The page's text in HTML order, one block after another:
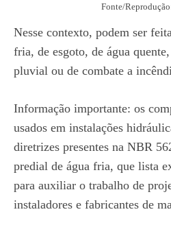
Fonte/
Nesse contexto, podem ser
fria, de esgoto, de água
pluvial ou de combate a
Informação importante: os
usados em instalações
diretrizes presentes na NBR
predial de água fria, que lista
para auxiliar o trabalho de
instaladores e fabricantes de